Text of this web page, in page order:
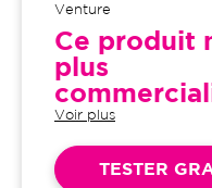
Venture
Ce produit
plus
Voir plus
inclus : bilans auditifs,
initiale, visites de
de réglages,
TESTER